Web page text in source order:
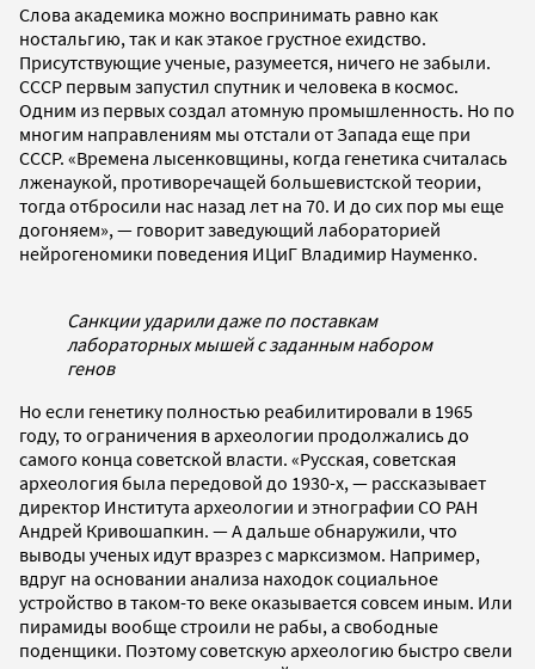
Слова академика можно воспринимать равно как
ностальгию, так и как этакое грустное ехидство.
Присутствующие ученые, разумеется, ничего не забыли.
СССР первым запустил спутник и человека в космос.
Одним из первых создал атомную промышленность. Но по
многим направлениям мы отстали от Запада еще при
СССР. «Времена лысенковщины, когда генетика считалась
лженаукой, противоречащей большевистской теории,
тогда отбросили нас назад лет на 70. И до сих пор мы еще
догоняем», — говорит заведующий лабораторией
нейрогеномики поведения ИЦиГ Владимир Науменко.
Санкции ударили даже по поставкам
лабораторных мышей с заданным набором
генов
Но если генетику полностью реабилитировали в 1965
году, то ограничения в археологии продолжались до
самого конца советской власти. «Русская, советская
археология была передовой до 1930-х, — рассказывает
директор Института археологии и этнографии СО РАН
Андрей Кривошапкин. — А дальше обнаружили, что
выводы ученых идут вразрез с марксизмом. Например,
вдруг на основании анализа находок социальное
устройство в таком-то веке оказывается совсем иным. Или
пирамиды вообще строили не рабы, а свободные
поденщики. Поэтому советскую археологию быстро свели